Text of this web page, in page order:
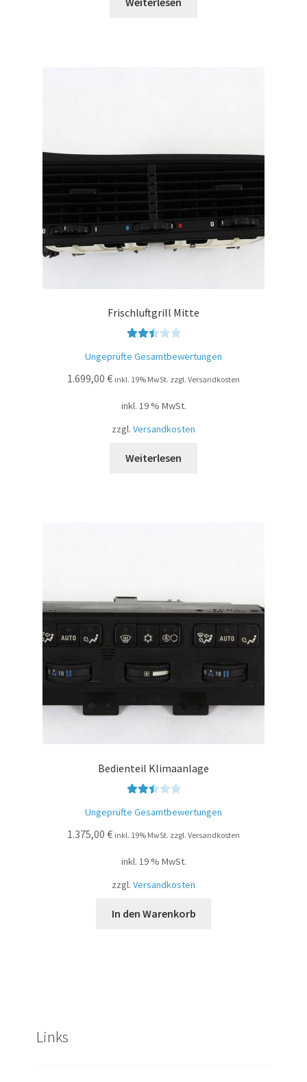
Frischluftgrill Mitte
tet mit
2.53
Ungeprüfte Gesamtbewertungen
1.699,00 € inkl. 19% MwSt. zzgl. Versandkosten
inkl. 19 % MwSt.
zzgl. Versandkosten
Weiterlesen
Bedienteil Klimaanlage
tet mit
2.50
Ungeprüfte Gesamtbewertungen
1.375,00 € inkl. 19% MwSt. zzgl. Versandkosten
inkl. 19 % MwSt.
zzgl. Versandkosten
In den Warenkorb
Links